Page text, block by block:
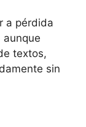
a pérdida
aunque
textos,
sin